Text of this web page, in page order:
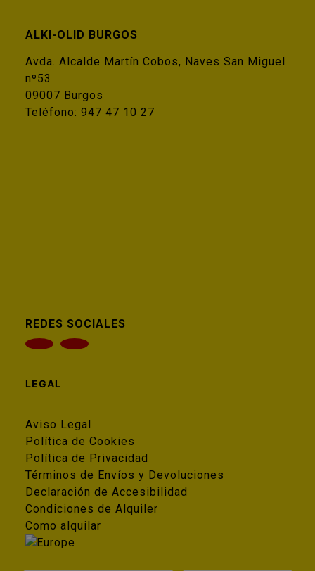
ALKI-OLID BURGOS
Avda. Alcalde Martín Cobos, Naves San Miguel
nº53
09007 Burgos
Teléfono: 947 47 10 27
REDES SOCIALES
LEGAL
Aviso Legal
Política de Cookies
Política de Privacidad
Términos de Envíos y Devoluciones
Declaración de Accesibilidad
Condiciones de Alquiler
Como alquilar